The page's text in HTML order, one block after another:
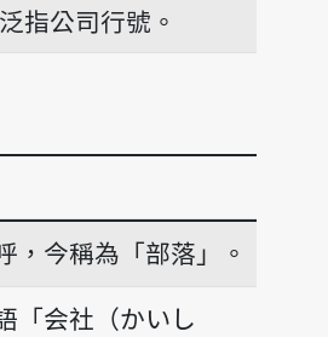
泛指公司行號。
，今稱為「部落」。
「会社（かいし